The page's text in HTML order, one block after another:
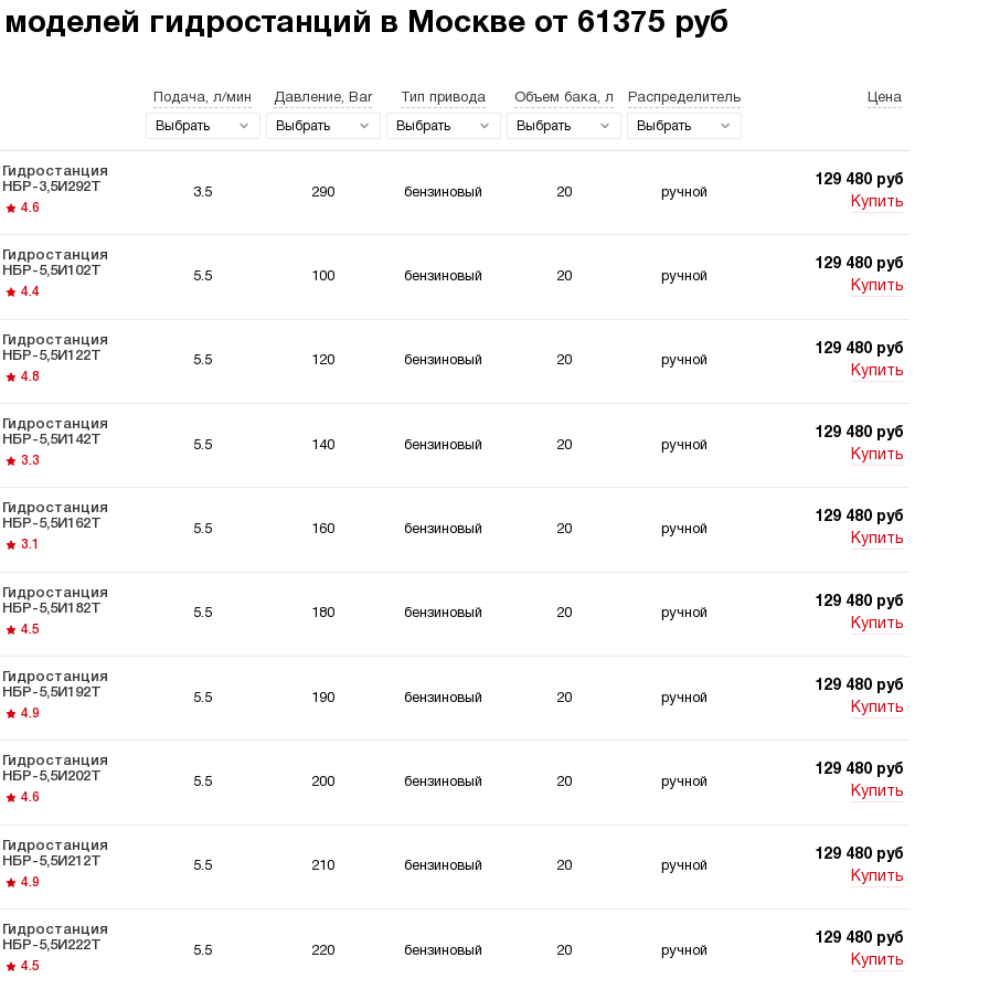
220
Гидростанции
мощностью 5 кВт
Гидростанции для свай
Двухпоточные
гидростанции
для
для
моделей гидростанций в Москве от 61375 руб
Подача, л/мин
Выбрать
Давление, Bar
Выбрать
Тип привода
Выбрать
Объем бака, л
Выбрать
Распределитель
Выбрать
Цена
Гидростанция
НБР-3,5И292Т
4.6
129 480 руб
Купить
3.5 290 бензиновый 20 ручной
Гидростанция
НБР-5,5И102Т
4.4
129 480 руб
Купить
5.5 100 бензиновый 20 ручной
Гидростанция
НБР-5,5И122Т
4.8
129 480 руб
Купить
5.5 120 бензиновый 20 ручной
Гидростанция
НБР-5,5И142Т
3.3
129 480 руб
Купить
5.5 140 бензиновый 20 ручной
Гидростанция
НБР-5,5И162Т
3.1
129 480 руб
Купить
5.5 160 бензиновый 20 ручной
Гидростанция
НБР-5,5И182Т
4.5
129 480 руб
Купить
5.5 180 бензиновый 20 ручной
Гидростанция
НБР-5,5И192Т
4.9
129 480 руб
Купить
5.5 190 бензиновый 20 ручной
Гидростанция
НБР-5,5И202Т
4.6
129 480 руб
Купить
5.5 200 бензиновый 20 ручной
Гидростанция
НБР-5,5И212Т
4.9
129 480 руб
Купить
5.5 210 бензиновый 20 ручной
Гидростанция
НБР-5,5И222Т
4.5
129 480 руб
Купить
5.5 220 бензиновый 20 ручной